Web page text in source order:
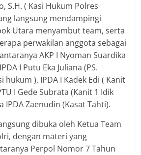
S.H. ( Kasi Hukum Polres
langsung mendampingi
Utara menyambut team, serta
perwakilan anggota sebagai
AKP I Nyoman Suardika
I Putu Eka Juliana (PS.
hukum ), IPDA I Kadek Edi ( Kanit
I Gede Subrata (Kanit 1 Idik
IPDA Zaenudin (Kasat Tahti).
dibuka oleh Ketua Team
dengan materi yang
Perpol Nomor 7 Tahun